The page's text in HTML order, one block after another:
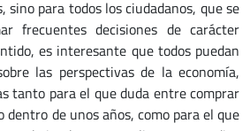
sino para todos los ciudadanos, que se
frecuentes decisiones de carácter
es interesante que todos puedan
las perspectivas de la economía,
tanto para el que duda entre comprar
dentro de unos años, como para el que